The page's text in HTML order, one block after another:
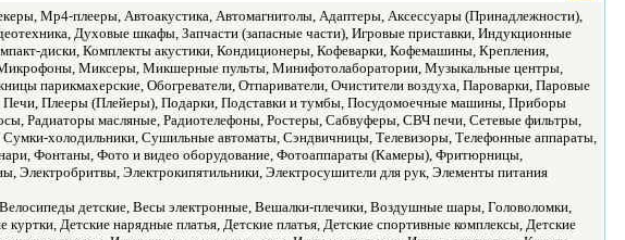
Mp4-плееры, Автоакустика, Автомагнитолы, Адаптеры, Аксессуары (Принадлежности),
Духовые шкафы, Запчасти (запасные части), Игровые приставки, Индукционные
диски, Комплекты акустики, Кондиционеры, Кофеварки, Кофемашины, Крепления,
Миксеры, Микшерные пульты, Минифотолаборатории, Музыкальные центры,
парикмахерские, Обогреватели, Отпариватели, Очистители воздуха, Пароварки, Паровые
Печи, Плееры (Плейеры), Подарки, Подставки и тумбы, Посудомоечные машины, Приборы
Радиаторы масляные, Радиотелефоны, Ростеры, Сабвуферы, СВЧ печи, Сетевые фильтры,
холодильники, Сушильные автоматы, Сэндвичницы, Телевизоры, Телефонные аппараты,
Фонтаны, Фото и видео оборудование, Фотоаппараты (Камеры), Фритюрницы,
Электрокипятильники, Электросушители для рук, Элементы питания
детские, Весы электронные, Вешалки-плечики, Воздушные шары, Головоломки,
Детские нарядные платья, Детские платья, Детские спортивные комплексы, Детские